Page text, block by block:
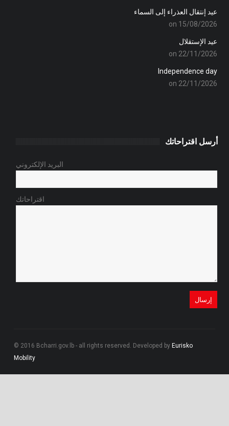
عيد إنتقال العذراء إلى السماء
on 15/08/2026
عيد الإستقلال
on 22/11/2026
Independence day
on 22/11/2026
أرسل اقتراحاتك
البريد الإلكتروني
اقتراحاتك
© 2016 Bcharri.gov.lb - all rights reserved. Developed by Eurisko
Mobility